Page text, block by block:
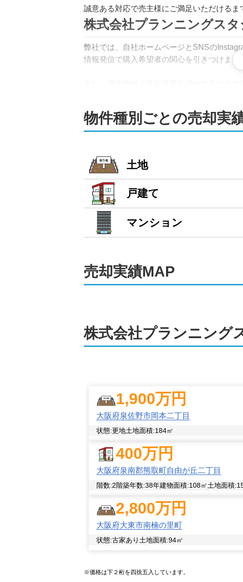
誠意ある対応で売主様にご満足いただける
株式会社プランニングス
弊社では、自社ホームページとSNSの
情報発信で購入希望者の関心を引きつけます。
代表が物件の状況や売却の進捗を直接把握
った、きめ細やかな売却活動を展開いたし
弊社では、仲介だけでなく買取による売却
てご相談ください。売主様のご状況に合っ
また、売却に伴い必要となる各種サービス
として、高齢者施設のご案内もお受けいたし
不動産売却は、株式会社プ
ご相談や査定は無料。もちろん秘密厳守で
オンラインでのご相談にも対応可能。また
とでもお任せください。
物件種別ごとの売却実
土地
戸建て
マンション
売却実績MAP
株式会社プランニング
1,900万円
大阪府泉佐野市岡本二丁目
状態:更地土地面積:184㎡
400万円
大阪府泉南郡熊取町自由が丘二丁目
階数:2階築年数:38年建物面積:108㎡土地面積:
2,800万円
大阪府大東市南楠の里町
状態:古家あり 土地面積:94㎡
※価格は下２桁を四捨五入しています。